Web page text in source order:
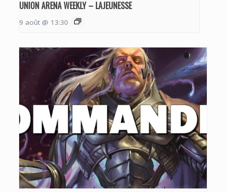
UNION ARENA WEEKLY – LAJEUNESSE
9 août @ 13:30